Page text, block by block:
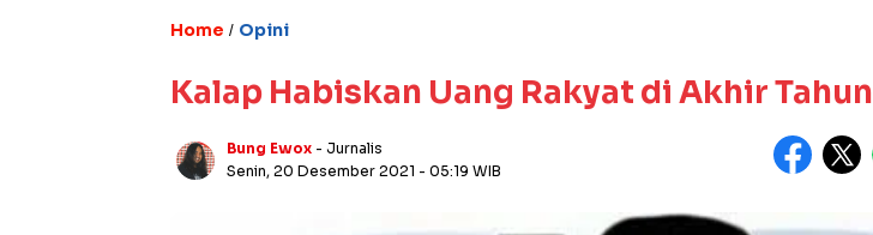
Home / Opini
Kalap Habiskan Uang Rakyat di Akhir Tahun
Bung Ewox - Jurnalis
Senin, 20 Desember 2021 - 05:19 WIB